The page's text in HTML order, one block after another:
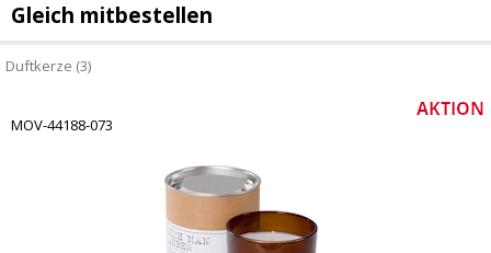
Gleich mitbestellen
Duftkerze (3)
MOV-44188-073